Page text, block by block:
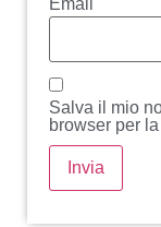
Email
Salva il mio
browser per